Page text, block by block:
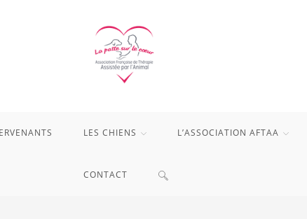
LES CHIENS L’ASSOCIATION AFTAA
CONTACT TOGGLE